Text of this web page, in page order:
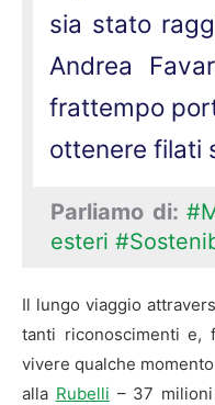
sia stato
Andrea
frattempo
ottenere filati
Parliamo di:
esteri
Il lungo viaggio
tanti riconoscimenti e,
vivere qualche
alla Rubelli – 37